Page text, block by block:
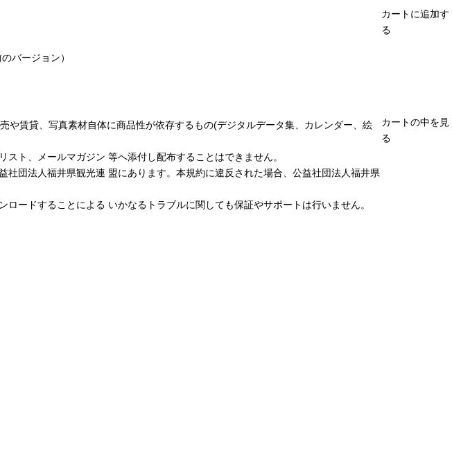
バージョン）
賃貸、写真素材自体に商品性が依存するもの(デジタルデータ集、カレンダー、絵
ト、メールマガジン 等へ添付し配布することはできません。
団法人福井県観光連 盟にあります。本規約に違反された場合、公益社団法人福井県
ードすることによる いかなるトラブルに関しても保証やサポートは行いません。
カートに追加す
る
カートの中を見
る